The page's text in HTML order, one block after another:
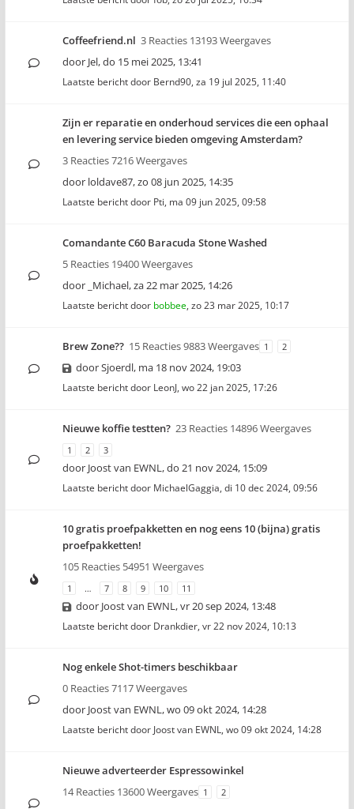
Coffeefriend.nl 3 Reacties 13193 Weergaves
door Jel,do 15 mei 2025, 13:41
Laatste bericht door Bernd90, za 19 jul 2025, 11:40
Zijn er reparatie en onderhoud services die een ophaal
en levering service bieden omgeving Amsterdam?
3 Reacties 7216 Weergaves
door loldave87,zo 08 jun 2025, 14:35
Laatste bericht door Pti, ma 09 jun 2025, 09:58
Comandante C60 Baracuda Stone Washed
5 Reacties 19400 Weergaves
door _Michael,za 22 mar 2025, 14:26
Laatste bericht door bobbee, zo 23 mar 2025, 10:17
Brew Zone?? 15 Reacties 9883 Weergaves 1 2
doorSjoerdl, ma 18 nov 2024, 19:03
Laatste bericht door LeonJ, wo 22 jan 2025, 17:26
Nieuwe koffie testten? 23 Reacties 14896 Weergaves
1 2 3
door Joost van EWNL,do 21 nov 2024, 15:09
Laatste bericht door MichaelGaggia, di 10 dec 2024, 09:56
10 gratis proefpakketten en nog eens 10 (bijna) gratis
proefpakketten!
105 Reacties 54951 Weergaves
1 … 7 8 9 10 11
door Joost van EWNL,vr 20 sep 2024, 13:48
Laatste bericht door Drankdier, vr 22 nov 2024, 10:13
Nog enkele Shot-timers beschikbaar
0 Reacties 7117 Weergaves
door Joost van EWNL,wo 09 okt 2024, 14:28
Laatste bericht door Joost van EWNL, wo 09 okt 2024, 14:28
Nieuwe adverteerder Espressowinkel
14 Reacties 13600 Weergaves 1 2